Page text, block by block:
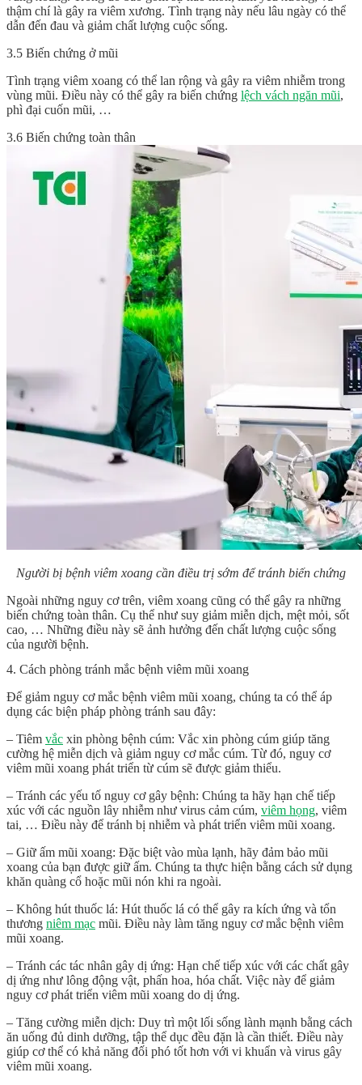
thậm chí là gây ra viêm xương. Tình trạng này nếu lâu ngày có thể
dẫn đến đau và giảm chất lượng cuộc sống.
3.5 Biến chứng ở mũi
Tình trạng viêm xoang có thể lan rộng và gây ra viêm nhiễm trong
vùng mũi. Điều này có thể gây ra biến chứng lệch vách ngăn mũi,
phì đại cuốn mũi, …
3.6 Biến chứng toàn thân
Người bị bệnh viêm xoang cần điều trị sớm để tránh biến chứng
Ngoài những nguy cơ trên, viêm xoang cũng có thể gây ra những
biến chứng toàn thân. Cụ thể như suy giảm miễn dịch, mệt mỏi, sốt
cao, … Những điều này sẽ ảnh hưởng đến chất lượng cuộc sống
của người bệnh.
4. Cách phòng tránh mắc bệnh viêm mũi xoang
Để giảm nguy cơ mắc bệnh viêm mũi xoang, chúng ta có thể áp
dụng các biện pháp phòng tránh sau đây:
– Tiêm vắc xin phòng bệnh cúm: Vắc xin phòng cúm giúp tăng
cường hệ miễn dịch và giảm nguy cơ mắc cúm. Từ đó, nguy cơ
viêm mũi xoang phát triển từ cúm sẽ được giảm thiểu.
– Tránh các yếu tố nguy cơ gây bệnh: Chúng ta hãy hạn chế tiếp
xúc với các nguồn lây nhiễm như virus cảm cúm, viêm họng, viêm
tai, … Điều này để tránh bị nhiễm và phát triển viêm mũi xoang.
– Giữ ấm mũi xoang: Đặc biệt vào mùa lạnh, hãy đảm bảo mũi
xoang của bạn được giữ ấm. Chúng ta thực hiện bằng cách sử dụng
khăn quàng cổ hoặc mũi nón khi ra ngoài.
– Không hút thuốc lá: Hút thuốc lá có thể gây ra kích ứng và tổn
thương niêm mạc mũi. Điều này làm tăng nguy cơ mắc bệnh viêm
mũi xoang.
– Tránh các tác nhân gây dị ứng: Hạn chế tiếp xúc với các chất gây
dị ứng như lông động vật, phấn hoa, hóa chất. Việc này để giảm
nguy cơ phát triển viêm mũi xoang do dị ứng.
– Tăng cường miễn dịch: Duy trì một lối sống lành mạnh bằng cách
ăn uống đủ dinh dưỡng, tập thể dục đều đặn là cần thiết. Điều này
giúp cơ thể có khả năng đối phó tốt hơn với vi khuẩn và virus gây
viêm mũi xoang.